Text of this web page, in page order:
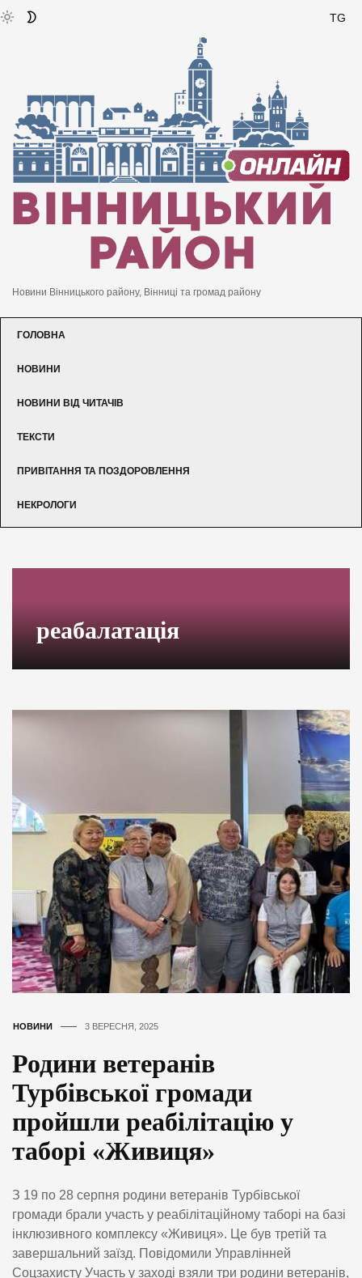
TG
Новини Вінницького району, Вінниці та громад району
ГОЛОВНА
НОВИНИ
НОВИНИ ВІД ЧИТАЧІВ
ТЕКСТИ
ПРИВІТАННЯ ТА ПОЗДОРОВЛЕННЯ
НЕКРОЛОГИ
реабалатація
НОВИНИ 3 ВЕРЕСНЯ, 2025
Родини ветеранів
Турбівської громади
пройшли реабілітацію у
таборі «Живиця»
З 19 по 28 серпня родини ветеранів Турбівської
громади брали участь у реабілітаційному таборі на базі
інклюзивного комплексу «Живиця». Це був третій та
завершальний заїзд. Повідомили Управлінней
Соцзахисту Участь у заході взяли три родини ветеранів,